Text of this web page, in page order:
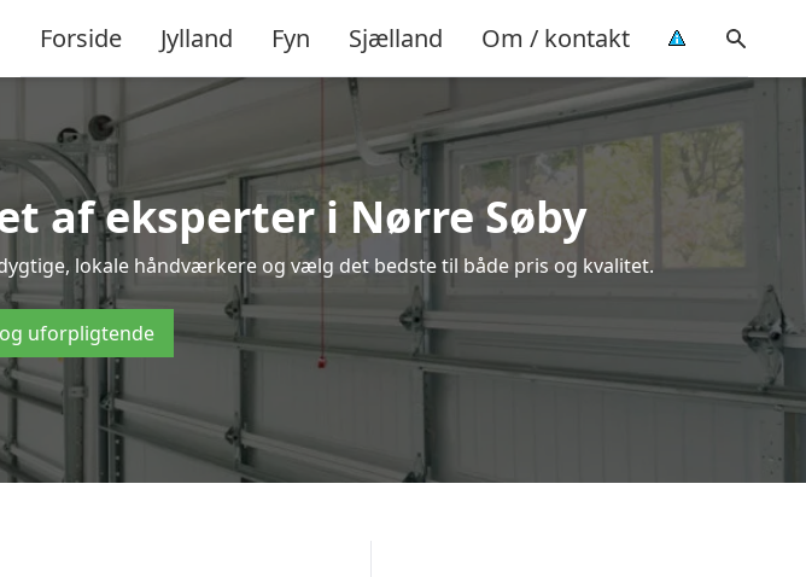
Forside Jylland Fyn Sjælland Om / kontakt
af eksperter i Nørre Søby
lokale håndværkere og vælg det bedste til både pris og kvalitet.
uforpligtende